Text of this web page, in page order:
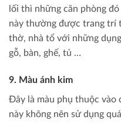
lối thì những căn phòng
này thường được trang trí
thờ, nhà tổ với những
gỗ, bàn, ghế, tủ …
9. Màu ánh kim
Đây là màu phụ thuộc vào
này không nên sử dụng